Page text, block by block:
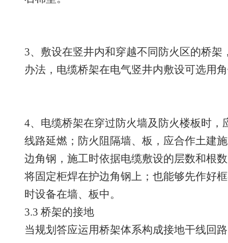
3、敷设在竖井内和穿越不同防火区的桥
办法，电缆桥架在电气竖井内敷设可选用
4、电缆桥架在穿过防火墙及防火楼板时
线路延燃；防火阻隔墙、板，应合作土建
边角钢，施工时依据电缆敷设的层数和根
将固定柜焊在护边角钢上；也能够先作好
时设备在墙、板中。
3.3 桥架的接地
当规划答应运用桥架体系构成接地干线回